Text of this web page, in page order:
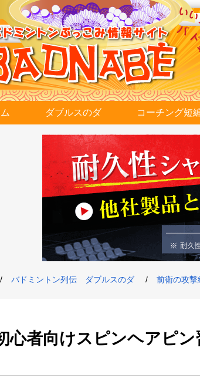
ダブルスのダ コーチング短
バドミントン列伝 ダブルスのダ 前衛の攻撃
心者向けスピンヘアピン